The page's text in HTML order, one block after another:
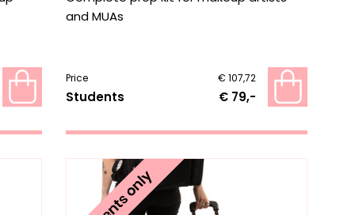
and MUAs
Price € 107,72
Students € 79,-